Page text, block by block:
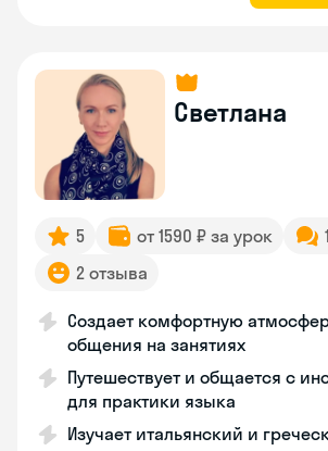
Светлана
5 от 1590 ₽ за урок
2 отзыва
Создает комфортную
общения на занятиях
Путешествует и общается с
для практики языка
Изучает итальянский и